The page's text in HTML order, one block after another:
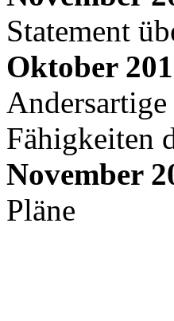
Statement
Oktober
Fähigkeiten
November
Pläne